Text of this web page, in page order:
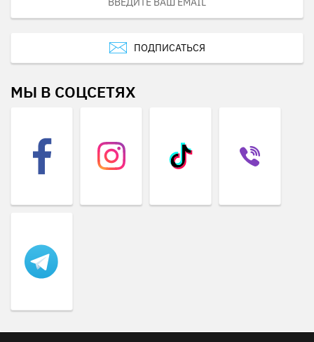
ПОДПИСАТЬСЯ
МЫ В СОЦСЕТЯХ